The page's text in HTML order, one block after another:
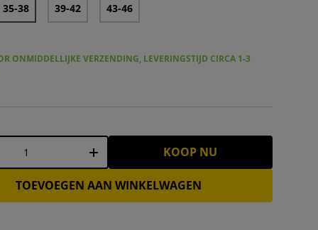
35-38 39-42 43-46
ONMIDDELLIJKE VERZENDING, LEVERINGSTIJD CIRCA 1-3
+ KOOP NU
TOEVOEGEN AAN WINKELWAGEN